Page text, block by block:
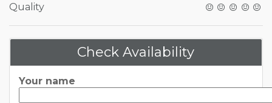
Quality
Check Availability
Your name